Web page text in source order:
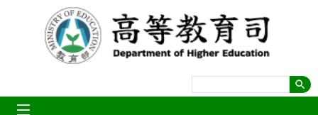
跳到主要內容區塊